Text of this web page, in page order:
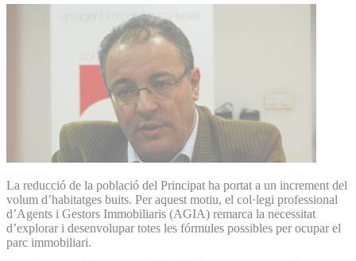
La reducció de la població del Principat ha portat a un increment del
volum d’habitatges buits. Per aquest motiu, el col·legi professional
d’Agents i Gestors Immobiliaris (AGIA) remarca la necessitat
d’explorar i desenvolupar totes les fórmules possibles per ocupar el
parc immobiliari.